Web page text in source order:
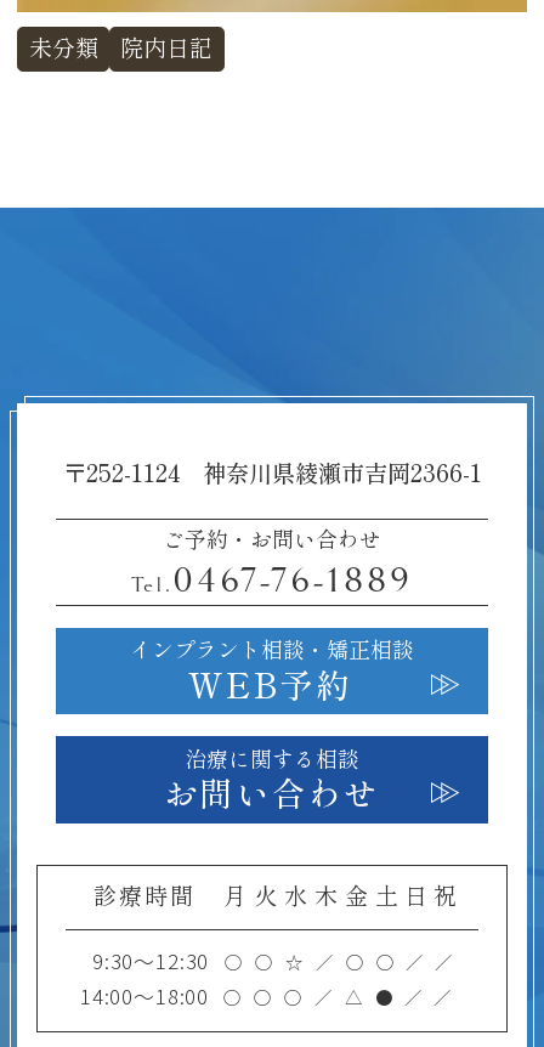
未分類 院内日記
〒252-1124 神奈川県綾瀬市吉岡2366-1
ご予約・お問い合わせ
Tel. 0467-76-1889
インプラント相談・ 矯正相談
WEB予約
治療に関する相談
お問い合わせ
診療時間 月 火 水 木 金 土 日 祝
9:30～12:30 ○ ○ ☆ ／ ○ ○ ／ ／
14:00～18:00 ○ ○ ○ ／ △ ● ／ ／